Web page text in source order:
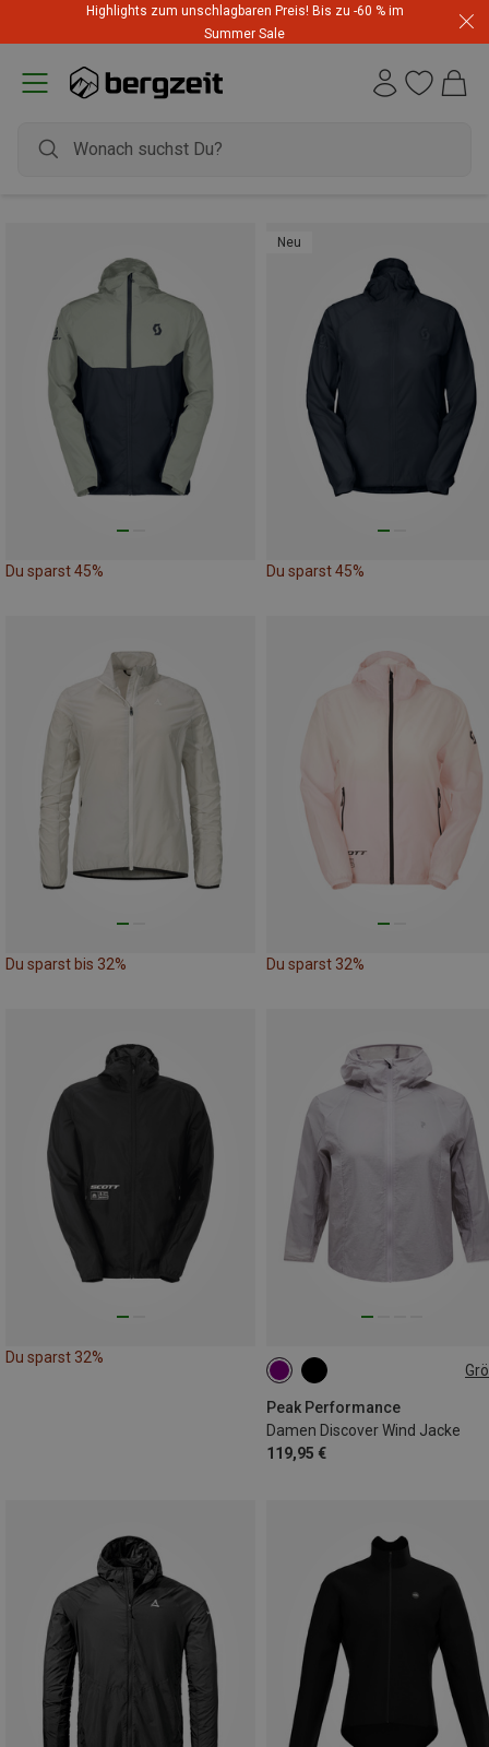
Highlights zum unschlagbaren Preis! Bis zu -60 % im
Summer Sale
Du sparst 45%
Neu
Du sparst 45%
Du sparst bis 32% Du sparst 32%
Du sparst 32%
Peak Performance
Damen Discover Wind Jacke
119,95 €
XS S